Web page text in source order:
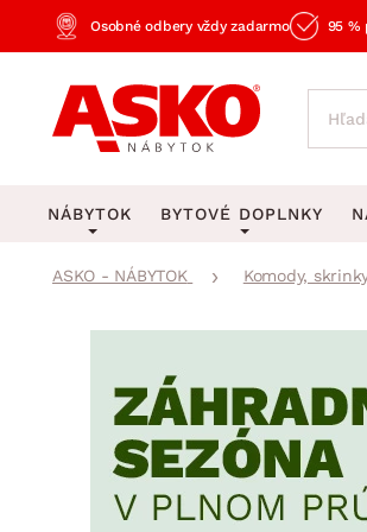
Osobné odbery vždy zadarmo 95 %
NÁBYTOK
Obývacia izba
Spálňa
BYTOVÉ DOPLNKY
KOBERCE
Veľké a stredné koberce
Detské koberce
Kúpeľňové predložky
ASKO - NÁBYTOK Komody,